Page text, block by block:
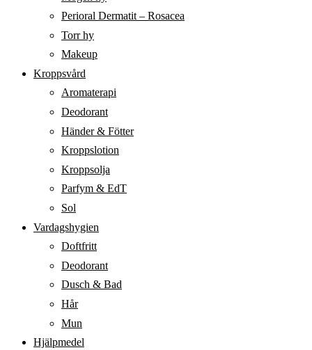
Perioral Dermatit – Rosacea
Torr hy
Makeup
Kroppsvård
Aromaterapi
Deodorant
Händer & Fötter
Kroppslotion
Kroppsolja
Parfym & EdT
Sol
Vardagshygien
Doftfritt
Deodorant
Dusch & Bad
Hår
Mun
Hjälpmedel